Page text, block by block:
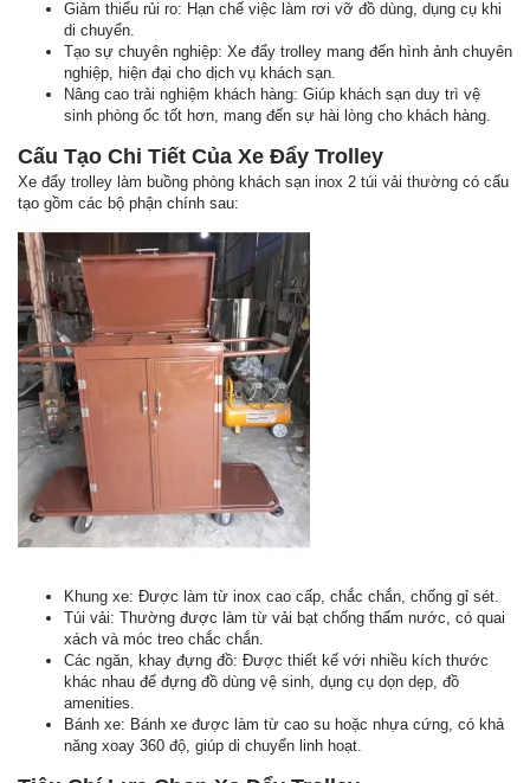
Giảm thiểu rủi ro: Hạn chế việc làm rơi vỡ đồ dùng, dụng cụ khi
di chuyển.
Tạo sự chuyên nghiệp: Xe đẩy trolley mang đến hình ảnh chuyên
nghiệp, hiện đại cho dịch vụ khách sạn.
Nâng cao trải nghiệm khách hàng: Giúp khách sạn duy trì vệ
sinh phòng ốc tốt hơn, mang đến sự hài lòng cho khách hàng.
Cấu Tạo Chi Tiết Của Xe Đẩy Trolley
Xe đẩy trolley làm buồng phòng khách sạn inox 2 túi vải thường có cấu
tạo gồm các bộ phận chính sau:
Khung xe: Được làm từ inox cao cấp, chắc chắn, chống gỉ sét.
Túi vải: Thường được làm từ vải bạt chống thấm nước, có quai
xách và móc treo chắc chắn.
Các ngăn, khay đựng đồ: Được thiết kế với nhiều kích thước
khác nhau để đựng đồ dùng vệ sinh, dụng cụ dọn dẹp, đồ
amenities.
Bánh xe: Bánh xe được làm từ cao su hoặc nhựa cứng, có khả
năng xoay 360 độ, giúp di chuyển linh hoạt.